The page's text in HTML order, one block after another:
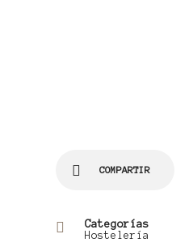
COMPARTIR
Categorías
Hostelería